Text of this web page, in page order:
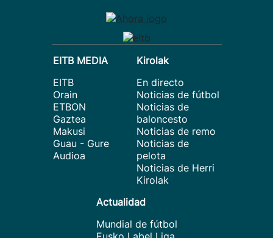
EITB MEDIA
EITB
Orain
ETBON
Gaztea
Makusi
Guau - Gure
Audioa
Kirolak
En directo
Noticias de fútbol
Noticias de
baloncesto
Noticias de remo
Noticias de
pelota
Noticias de Herri
Kirolak
Actualidad
Mundial de fútbol